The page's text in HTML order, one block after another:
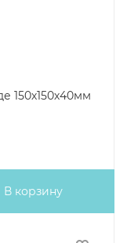
150х150х40мм
В корзину